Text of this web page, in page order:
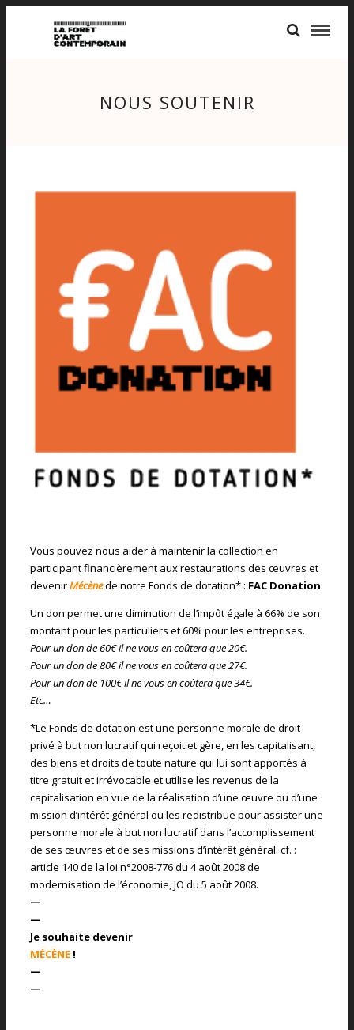
NOUS SOUTENIR
Vous pouvez nous aider à maintenir la collection en
participant financièrement aux restaurations des œuvres et
devenirMécènede notre Fonds de dotation* : FAC Donation.
Un don permet une diminution de l’impôt égale à 66% de son
montant pour les particuliers et 60% pour les entreprises.
Pour un don de 60€ il ne vous en coûtera que 20€.
Pour un don de 80€ il ne vous en coûtera que 27€.
Pour un don de 100€ il ne vous en coûtera que 34€.
Etc…
*Le Fonds de dotation est une personne morale de droit
privé à but non lucratif qui reçoit et gère, en les capitalisant,
des biens et droits de toute nature qui lui sont apportés à
titre gratuit et irrévocable et utilise les revenus de la
capitalisation en vue de la réalisation d’une œuvre ou d’une
mission d’intérêt général ou les redistribue pour assister une
personne morale à but non lucratif dans l’accomplissement
de ses œuvres et de ses missions d’intérêt général. cf. :
article 140 de la loi n°2008-776 du 4 août 2008 de
modernisation de l’économie, JO du 5 août 2008.
—
—
Je souhaite devenir
MÉCÈNE !
—
—